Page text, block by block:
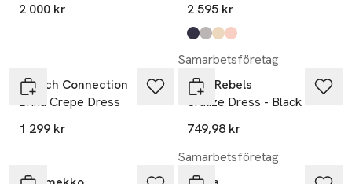
2 000 kr
2 595 kr
Produkten finns i färgerna:
dk navy,
grey melange
off white,
soft pink,
French Connection
Brina Crepe Dress
1 299 kr
Samarbetsföretag
Soft Rebels
Sralize Dress - Black
749,98 kr
Samarbetsföretag